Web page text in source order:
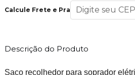
Calcule Frete e Prazo
Descrição do Produto
Saco recolhedor para soprador